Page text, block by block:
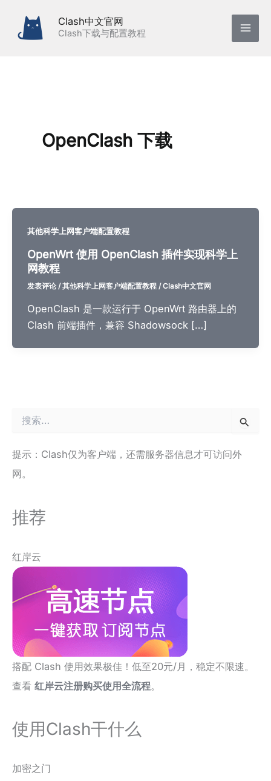
Clash中文官网
Clash下载与配置教程
OpenClash 下载
其他科学上网客户端配置教程
OpenWrt 使用 OpenClash 插件实现科学上
网教程
发表评论 /其他科学上网客户端配置教程/Clash中文官网
OpenClash 是一款运行于 OpenWrt 路由器上的
Clash 前端插件，兼容 Shadowsock […]
提示：Clash仅为客户端，还需服务器信息才可访问外
网。
推荐
红岸云
搭配 Clash 使用效果极佳！低至20元/月，稳定不限速。
查看 红岸云注册购买使用全流程。
使用Clash干什么
加密之门